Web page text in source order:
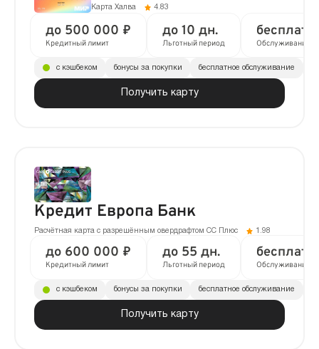
Карта Халва 4.83
до 500 000 ₽
Кредитный лимит
до 10 дн.
Льготный период Обслуживание
Получить карту
с кэшбеком бонусы за покупки бесплатное обслуживание
Кредит Европа Банк
Расчётная карта с разрешённым овердрафтом CC Плюс 1.98
до 600 000 ₽
Кредитный лимит
до 55 дн.
Льготный период Обслуживание
Получить карту
с кэшбеком бонусы за покупки бесплатное обслуживание